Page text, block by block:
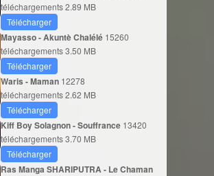
téléchargements2.89 MB
Télécharger
Mayasso - Akuntè Chalélé 15260
téléchargements3.50 MB
Télécharger
Waris - Maman 12278
téléchargements2.62 MB
Télécharger
Kiff Boy Solagnon - Souffrance 13420
téléchargements3.70 MB
Télécharger
Ras Manga SHARIPUTRA - Le Chaman